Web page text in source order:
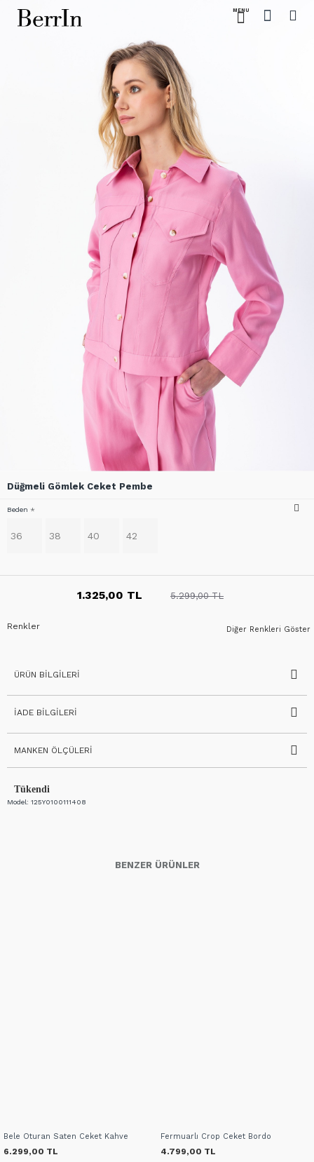
Düğmeli Gömlek Ceket Pembe
Tükendi
Model: 125Y0100111408
1.325,00 TL 5.299,00 TL
Beden
36 38 40 42
Diğer Renkleri Göster
Renkler
ÜRÜN BILGILERI
İADE BILGILERI
MANKEN ÖLÇÜLERI
BENZER ÜRÜNLER
Bele Oturan Saten Ceket Kahve
6.299,00 TL
Fermuarlı Crop Ceket Bordo
4.799,00 TL